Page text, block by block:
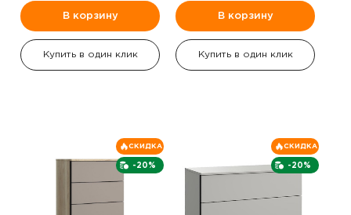
В корзину
Купить в один клик
В корзину
Купить в один клик
-20%
СКИДКА
-20%
СКИДКА